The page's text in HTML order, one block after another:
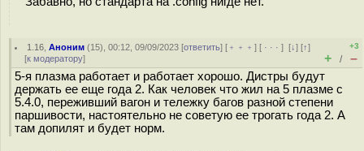
1.16 ,Аноним (15), 00:12, 09/09/2023 [ответить] [ ﹢﹢﹢] [ · · ·][↓] [↑]
[к модератору]
+3
+ / –
5-я плазма работает и работает хорошо. Дистры будут
держать ее еще года 2. Как человек что жил на 5 плазме с
5.4.0, переживший вагон и тележку багов разной степени
паршивости, настоятельно не советую ее трогать года 2. А
там допилят и будет норм.